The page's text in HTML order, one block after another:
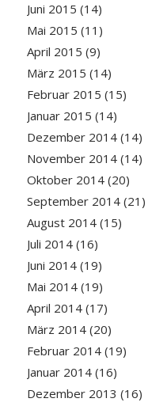
Juni 2015 (14)
Mai 2015 (11)
April 2015 (9)
März 2015 (14)
Februar 2015 (15)
Januar 2015 (14)
Dezember 2014(14)
November 2014(14)
Oktober 2014(20)
September 2014(21)
August 2014(15)
Juli 2014(16)
Juni 2014(19)
Mai 2014(19)
April 2014(17)
März 2014(20)
Februar 2014(19)
Januar 2014(16)
Dezember 2013 (16)